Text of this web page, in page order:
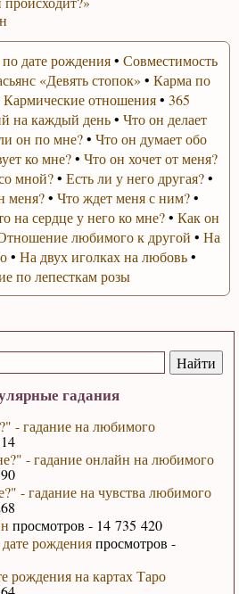
гадания
- гадание на любимого
- гадание онлайн на любимого
- гадание на чувства любимого
просмотров - 14 735 420
рожденияпросмотров -
рождения на картах Таро
дате рождения• Совместимость
«Девять стопок» • Карма по
Кармические отношения•365
на каждый день• Что он делает
он по мне?•Что он думает обо
ко мне?• Что он хочет от меня?
мной?•Есть ли у него другая?•
меня?•Что ждет меня с ним?•
на сердце у него ко мне?• Как он
любимого к другой • На
•На двух иголках на любовь•
по лепесткам розы